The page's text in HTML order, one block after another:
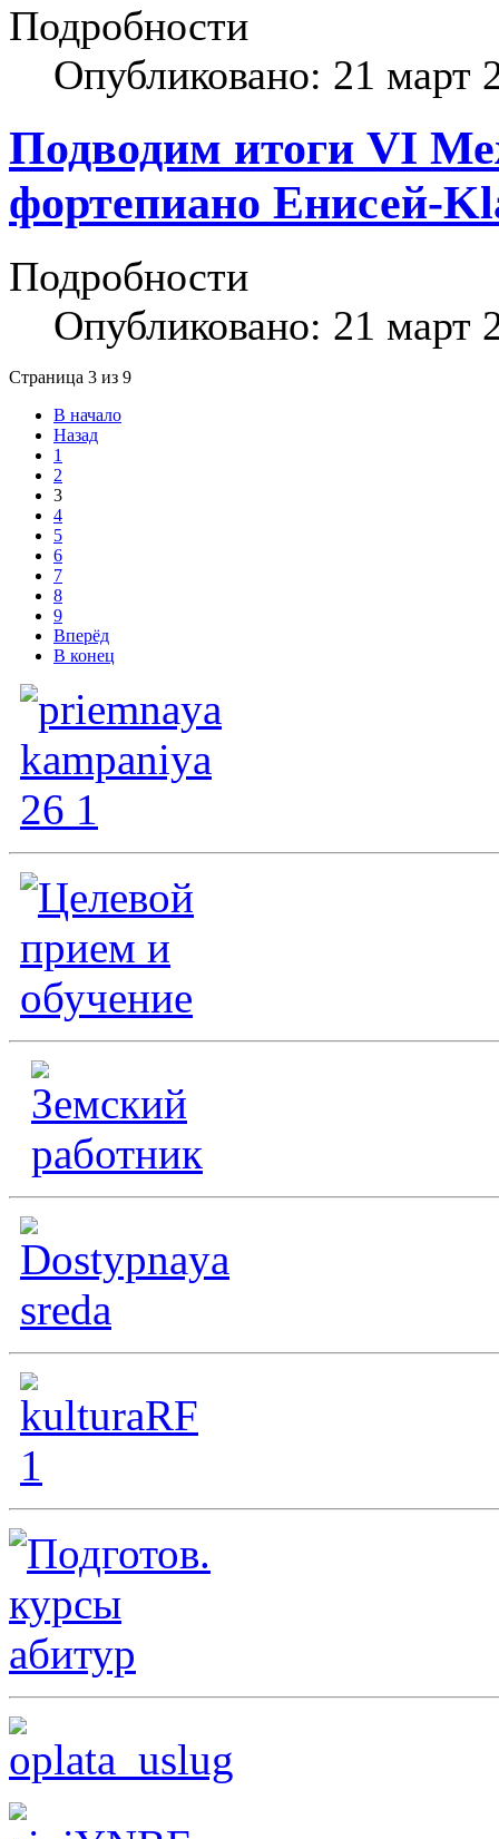
Подробности
Опубликовано: 21 март
Подводим итоги VI
фортепиано Енисей-
Подробности
Опубликовано: 21 март
Страница 3 из 9
В начало
Назад
1
2
3
4
5
6
7
8
9
Вперёд
В конец